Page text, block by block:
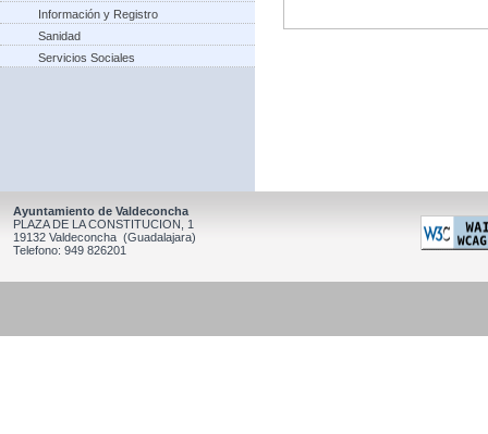
Información y Registro
Sanidad
Servicios Sociales
Ayuntamiento de Valdeconcha
PLAZA DE LA CONSTITUCION, 1
19132 Valdeconcha (Guadalajara)
Telefono: 949 826201